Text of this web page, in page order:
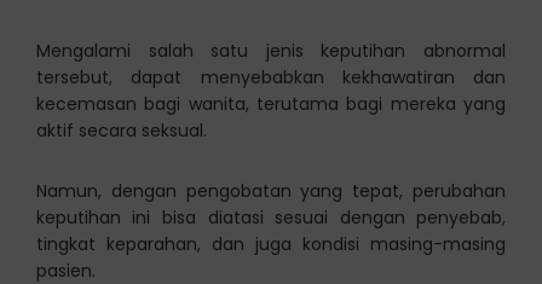
Mengalami salah satu jenis keputihan abnormal
tersebut, dapat menyebabkan kekhawatiran dan
kecemasan bagi wanita, terutama bagi mereka yang
aktif secara seksual.
Namun, dengan pengobatan yang tepat, perubahan
keputihan ini bisa diatasi sesuai dengan penyebab,
tingkat keparahan, dan juga kondisi masing-masing
pasien.